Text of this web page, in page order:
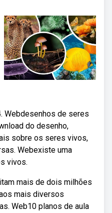
Webdesenhos de seres
do desenho,
sobre os seres vivos,
Webexiste uma
vivos.
mais de dois milhões
mais diversos
Web10 planos de aula